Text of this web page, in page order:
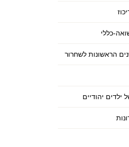
כללי
הראשונות לשחרור
יהודיים